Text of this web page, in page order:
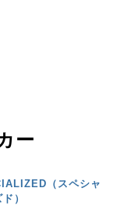
ー
（スペシャ
）